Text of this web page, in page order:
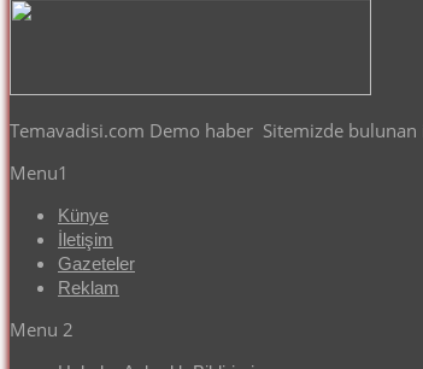
Temavadisi.com Demo haber Sitemizde bulunan
Menu1
Künye
İletişim
Gazeteler
Reklam
Menu 2